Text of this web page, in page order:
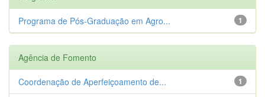
1
Programa de Pós-Graduação em Agro...
Agência de Fomento
1
Coordenação de Aperfeiçoamento de...